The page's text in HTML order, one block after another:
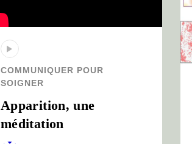
COMMUNIQUER POUR
SOIGNER
Apparition, une
méditation